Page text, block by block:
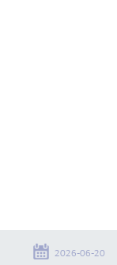
2026-06-20